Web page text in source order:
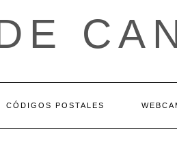
CÓDIGOS POSTALES